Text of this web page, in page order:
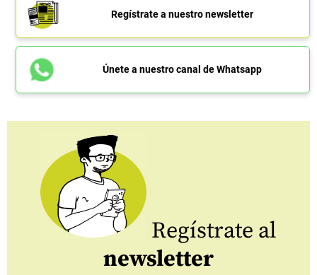
Regístrate a nuestro newsletter
Únete a nuestro canal de Whatsapp
Regístrate al
newsletter